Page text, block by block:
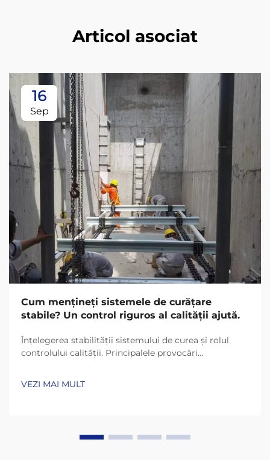
Articol asociat
16
Sep
Cum mențineți sistemele de curățare
stabile? Un control riguros al calității ajută.
Înțelegerea stabilității sistemului de curea și rolul
controlului calității. Principalele provocări
acumularea neuniformă a materialului pe suprafețe,
VEZI MAI MULT